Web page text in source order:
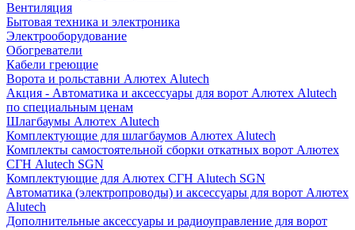
Вентиляция
Бытовая техника и электроника
Электрооборудование
Обогреватели
Кабели греющие
Ворота и рольставни Алютех Alutech
Акция - Автоматика и аксессуары для ворот Алютех Alutech
по специальным ценам
Шлагбаумы Алютех Alutech
Комплектующие для шлагбаумов Алютех Alutech
Комплекты самостоятельной сборки откатных ворот Алютех
СГН Alutech SGN
Комплектующие для Алютех СГН Alutech SGN
Автоматика (электропроводы) и аксессуары для ворот Алютех
Alutech
Дополнительные аксессуары и радиоуправление для ворот